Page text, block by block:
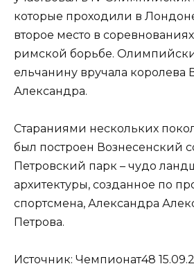
которые проходили в
второе место в
римской борьбе.
ельчанину вручала королева
Александра.
Стараниями нескольких
был построен Вознесенский
Петровский парк – чудо
архитектуры, созданное по
спортсмена, Александра
Петрова.
Источник: Чемпионат48